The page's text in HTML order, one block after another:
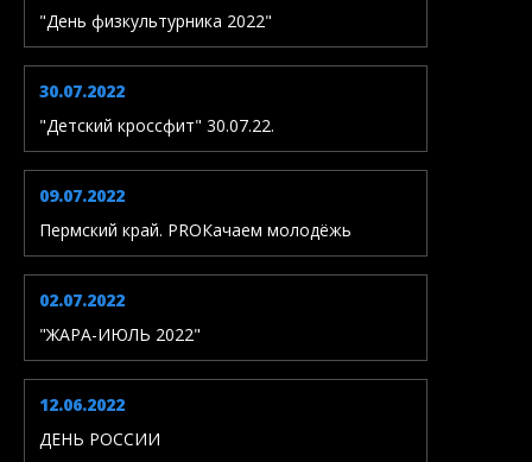
"День физкультурника 2022"
30.07.2022
"Детский кроссфит" 30.07.22.
09.07.2022
Пермский край. PROКачаем молодёжь
02.07.2022
"ЖАРА-ИЮЛЬ 2022"
12.06.2022
ДЕНЬ РОССИИ